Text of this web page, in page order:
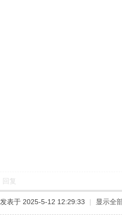
回复
发表于 2025-5-12 12:29:33 | 显示全